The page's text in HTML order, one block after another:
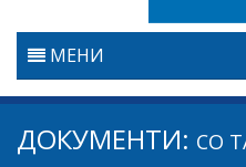
МЕНИ
ПОЧЕТНА
ПРАВОСУДСТВО
Барај документи
ДОКУМЕНТИ: СО